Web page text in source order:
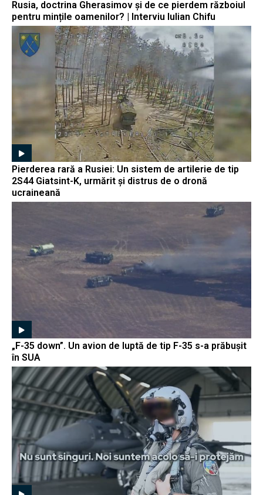
Rusia, doctrina Gherasimov și de ce pierdem războiul
pentru mințile oamenilor? | Interviu Iulian Chifu
Pierderea rară a Rusiei: Un sistem de artilerie de tip
2S44 Giatsint-K, urmărit și distrus de o dronă
ucraineană
„F-35 down”. Un avion de luptă de tip F-35 s-a prăbușit
în SUA